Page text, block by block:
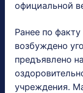
официальной
Ранее по
возбуждено
предъявлено
учреждения.